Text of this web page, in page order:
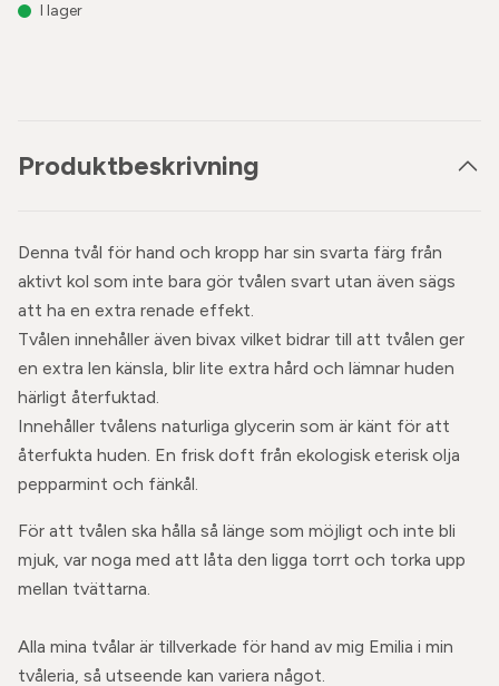
I lager
Produktbeskrivning
Denna tvål för hand och kropp har sin svarta färg från
aktivt kol som inte bara gör tvålen svart utan även sägs
att ha en extra renade effekt.
Tvålen innehåller även bivax vilket bidrar till att tvålen ger
en extra len känsla, blir lite extra hård och lämnar huden
härligt återfuktad.
Innehåller tvålens naturliga glycerin som är känt för att
återfukta huden. En frisk doft från ekologisk eterisk olja
pepparmint och fänkål.
För att tvålen ska hålla så länge som möjligt och inte bli
mjuk, var noga med att låta den ligga torrt och torka upp
mellan tvättarna.
Alla mina tvålar är tillverkade för hand av mig Emilia i min
tvåleria, så utseende kan variera något.